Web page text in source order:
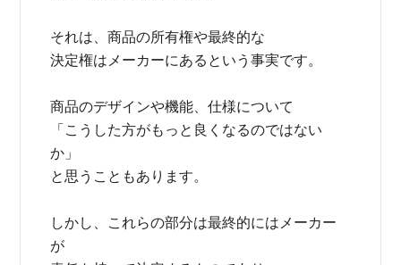
それは、商品の所有権や最終的な
決定権はメーカーにあるという事実です。
商品のデザインや機能、仕様について
「こうした方がもっと良くなるのではない
か」
と思うこともあります。
しかし、これらの部分は最終的にはメーカー
が